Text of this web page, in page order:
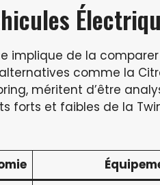
implique de la
comme la
méritent d’être
forts et faibles de la